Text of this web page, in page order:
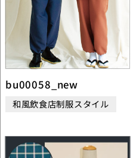
bu00058_new
和風飲食店制服スタイル